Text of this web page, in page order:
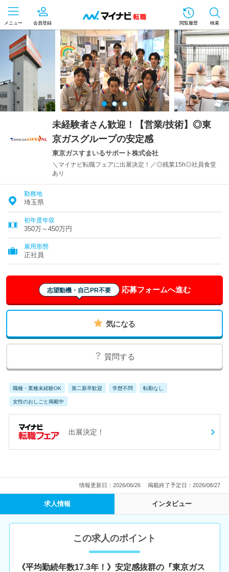
メニュー 会員登録 閲覧履歴 検索
未経験者さん歓迎！【営業/技術】◎東
京ガスグループの安定感
東京ガスすまいるサポート株式会社
＼マイナビ転職フェアに出展決定！／◎残業15h◎社員食堂
あり
勤務地
埼玉県
初年度年収
350万～450万円
雇用形態
正社員
志望動機・自己PR不要 応募フォームへ進む
気になる
質問する
職種・業種未経験OK 第二新卒歓迎 学歴不問 転勤なし
女性のおしごと掲載中
出展決定！
情報更新日：2026/06/26 掲載終了予定日：2026/08/27
求人情報 インタビュー
この求人のポイント
《平均勤続年数17.3年！》安定感抜群の『東京ガス